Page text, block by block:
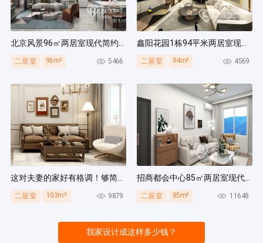
北京风景96㎡两居室现代简约风装修案例
二居室 96m² 5466
鑫阳花园1栋94平米两居室现代简约风装修案例
二居室 94m² 4569
这对夫妻的家好有格调！够简洁还复古，好打扫卫生太贴心~
二居室 103m² 9879
招商都会中心85㎡两居室现代简约风装修案例
二居室 85m² 11648
我家设计成这样多少钱？